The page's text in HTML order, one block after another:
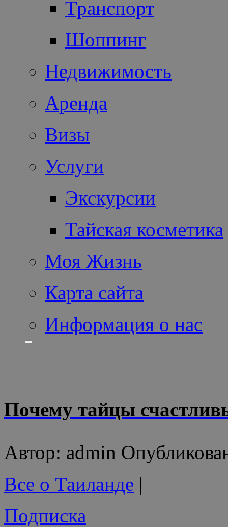
Транспорт
Шоппинг
Недвижимость
Аренда
Визы
Услуги
Экскурсии
Тайская косметика
Моя Жизнь
Карта сайта
Информация о нас
Почему тайцы
Автор: admin
Все о Таиланде |
Подписка